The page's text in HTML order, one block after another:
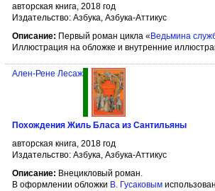
авторская книга, 2018 год
Издательство: Азбука, Азбука-Аттикус
Описание: Первый роман цикла «Ведьмина
Иллюстрация на обложке и внутренние
Ален-Рене Лесаж
Похождения Жиль Бласа из Сантильяны
авторская книга, 2018 год
Издательство: Азбука, Азбука-Аттикус
Описание: Внецикловый роман.
В оформлении обложки В. Гусаковым